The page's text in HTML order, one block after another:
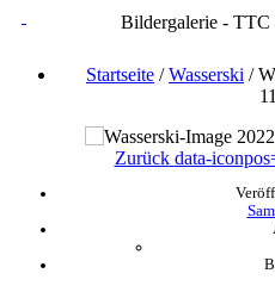
Bildergalerie - TTC
Startseite /Wasserski /
Zurück data-